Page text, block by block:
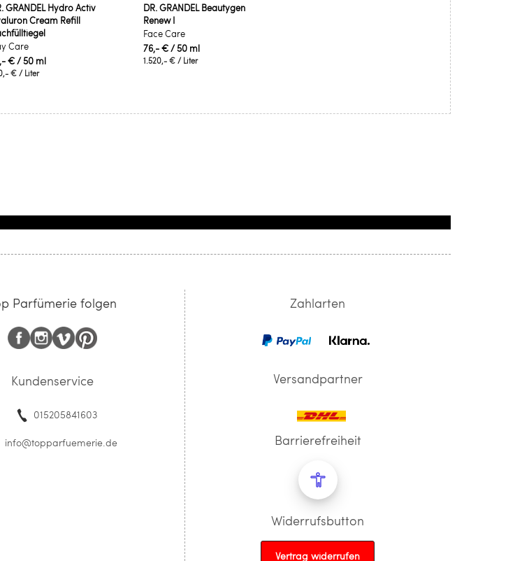
GRANDEL Hydro Activ
Cream Refill
Care
€/ 50 ml
€ / Liter
DR. GRANDEL Beautygen
Renew I
Face Care
76,- €/ 50 ml
1.520,- €/ Liter
Parfümerie folgen
Kundenservice
015205841603
info@topparfuemerie.de
Zahlarten
Versandpartner
Barrierefreiheit
Widerrufsbutton
Vertrag widerrufen